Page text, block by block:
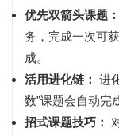
优先双箭头课题：
务，完成一次可
成。
活用进化链： 进
数”课题会自动完
招式课题技巧：